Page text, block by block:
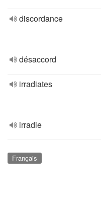
discordance
désaccord
irradiates
irradie
Français